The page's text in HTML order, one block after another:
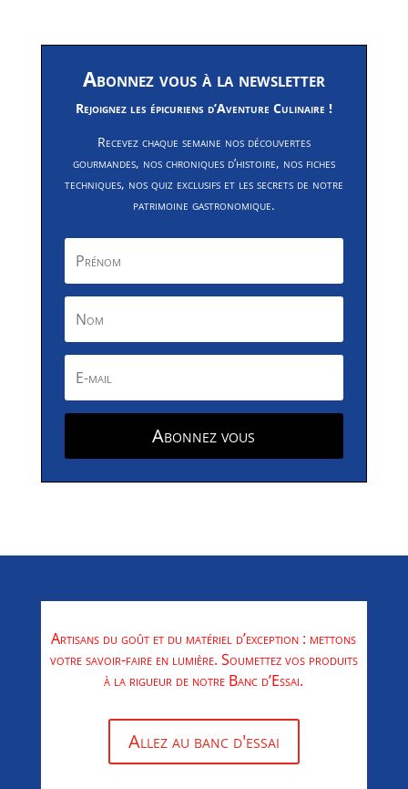
Abonnez vous à la newsletter
Rejoignez les épicuriens d’Aventure Culinaire !
Recevez chaque semaine nos découvertes
gourmandes, nos chroniques d’histoire, nos fiches
techniques, nos quiz exclusifs et les secrets de notre
patrimoine gastronomique.
Abonnez vous
Artisans du goût et du matériel d’exception : mettons
votre savoir-faire en lumière. Soumettez vos produits
à la rigueur de notre Banc d’Essai.
Allez au banc d'essai